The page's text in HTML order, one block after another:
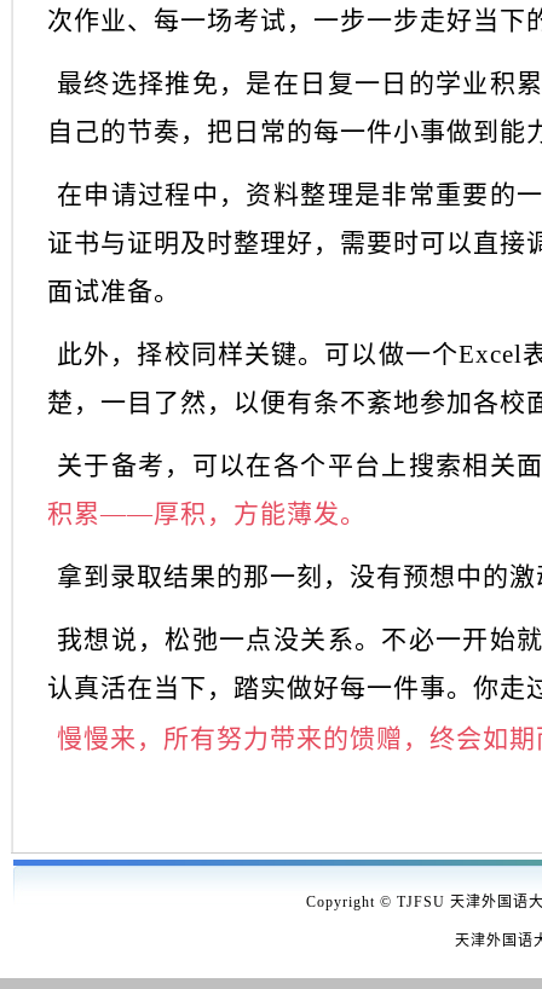
次作业、每一场考试，一步一步走好当下
最终选择推免，是在日复一日的学业积
自己的节奏，把日常的每一件小事做到
在申请过程中，资料整理是非常重要的
证书与证明及时整理好，需要时可以直
面试准备。
此外，择校同样关键。可以做一个Excel
楚，一目了然，以便有条不紊地参加各校
关于备考，可以在各个平台上搜索相关
积累——厚积，方能薄发。
拿到录取结果的那一刻，没有预想中的
我想说，松弛一点没关系。不必一开始
认真活在当下，踏实做好每一件事。你
慢慢来，所有努力带来的馈赠，终会如
Copyright © TJFSU 天津外国语
天津外国语